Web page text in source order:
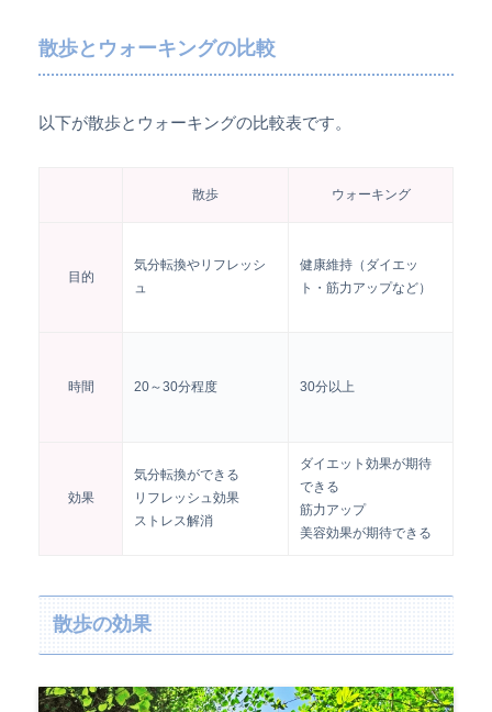
散歩とウォーキングの比較
以下が散歩とウォーキングの比較表です。
散歩 ウォーキング
目的
気分転換やリフレッシ
ュ
健康維持（ダイエッ
ト・筋力アップなど）
時間 20～30分程度 30分以上
効果
気分転換ができる
リフレッシュ効果
ストレス解消
ダイエット効果が期待
できる
筋力アップ
美容効果が期待できる
散歩の効果